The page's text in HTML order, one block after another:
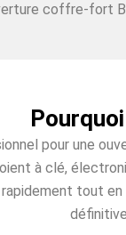
coffre-fort
pour une
à clé,
tout